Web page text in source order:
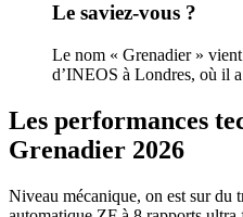
Le saviez-vous ?
Le nom « Grenadier »
d’INEOS à Londres, où il
Les performances
Grenadier 2026
Niveau mécanique, on est sur du